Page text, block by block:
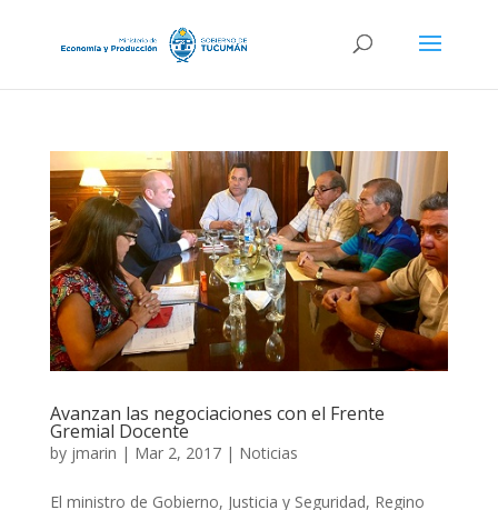
Avanzan las negociaciones con el Frente
Gremial Docente
by jmarin | Mar 2, 2017| Noticias
El ministro de Gobierno, Justicia y Seguridad, Regino